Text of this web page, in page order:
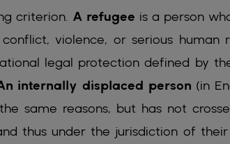
criterion. A refugee is a person
violence, or serious human
legal protection defined by the
internally displaced person (in
same reasons, but has not
thus under the jurisdiction of